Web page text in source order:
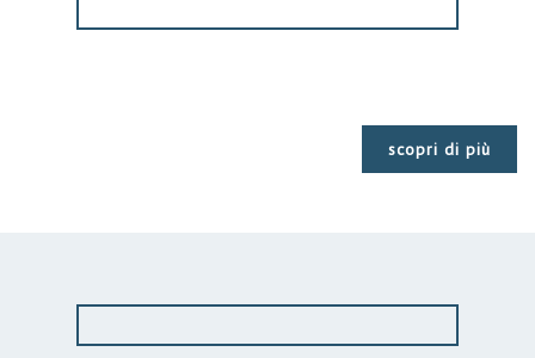
scopri di più